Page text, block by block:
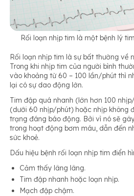
Rối loạn nhịp tim là một bệnh lý
Rối loạn nhịp tim là sự bất thường về
Trong khi nhịp tim của người bình
vào khoảng từ 60 – 100 lần/phút thì
lại có sự dao động lớn.
Tim đập quá nhanh (lớn hơn 100
(dưới 60 nhịp/phút) hoặc nhịp không
trạng đáng báo động. Bởi vì nó sẽ
trong hoạt động bơm máu, dẫn đến
sức khoẻ.
Dấu hiệu bệnh rối loạn nhịp tim điển
Cảm thấy lâng lâng.
Tim đập nhanh hoặc loạn nhịp.
Mạch đập chậm.